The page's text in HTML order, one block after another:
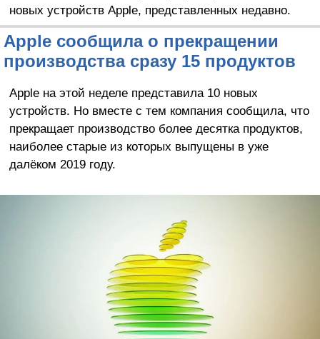
новых устройств Apple, представленных недавно.
Apple сообщила о прекращении
производства сразу 15 продуктов
Apple на этой неделе представила 10 новых
устройств. Но вместе с тем компания сообщила, что
прекращает производство более десятка продуктов,
наиболее старые из которых выпущены в уже
далёком 2019 году.